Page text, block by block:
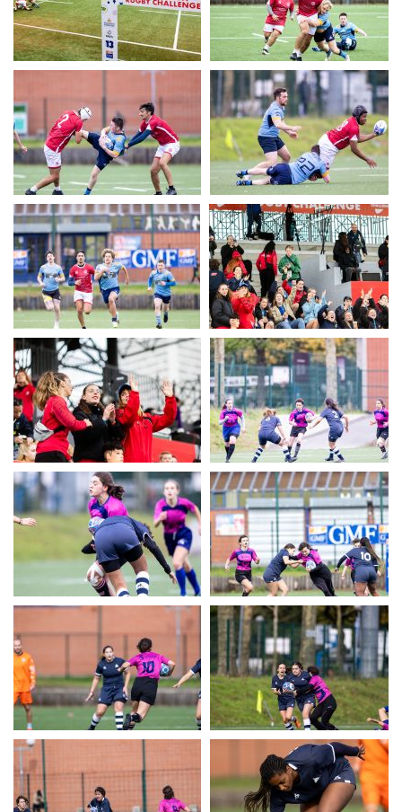
UERC
UERC UERC
UERC UERC
UERC UERC
UERC
UERC